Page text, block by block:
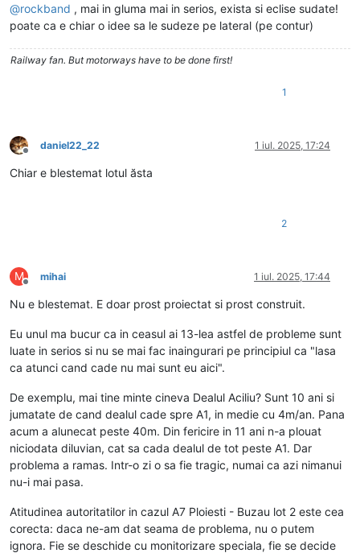
@rockband , mai in gluma mai in serios, exista si eclise sudate!
poate ca e chiar o idee sa le sudeze pe lateral (pe contur)
Railway fan. But motorways have to be done first!
1
Deconectat
daniel22_22 1 iul. 2025, 17:24
Chiar e blestemat lotul ăsta
2
M
Deconectat
mihai 1 iul. 2025, 17:44
Nu e blestemat. E doar prost proiectat si prost construit.
Eu unul ma bucur ca in ceasul ai 13-lea astfel de probleme sunt
luate in serios si nu se mai fac inaingurari pe principiul ca "lasa
ca atunci cand cade nu mai sunt eu aici".
De exemplu, mai tine minte cineva Dealul Aciliu? Sunt 10 ani si
jumatate de cand dealul cade spre A1, in medie cu 4m/an. Pana
acum a alunecat peste 40m. Din fericire in 11 ani n-a plouat
niciodata diluvian, cat sa cada dealul de tot peste A1. Dar
problema a ramas. Intr-o zi o sa fie tragic, numai ca azi nimanui
nu-i mai pasa.
Atitudinea autoritatilor in cazul A7 Ploiesti - Buzau lot 2 este cea
corecta: daca ne-am dat seama de problema, nu o putem
ignora. Fie se deschide cu monitorizare speciala, fie se decide